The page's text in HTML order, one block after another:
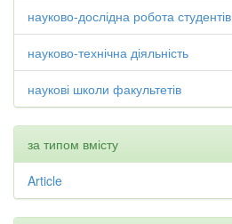
науково-дослідна робота студентів
науково-технічна діяльність
наукові школи факультетів
за типом вмісту
Article